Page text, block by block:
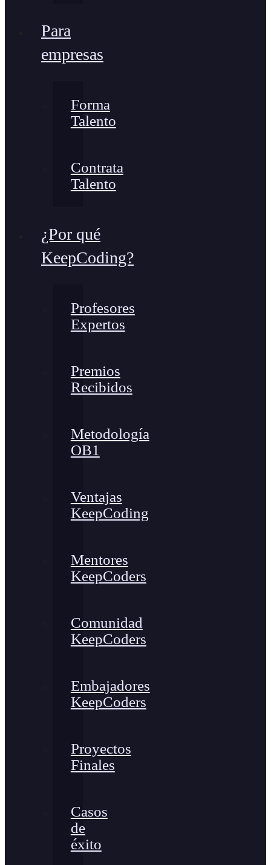
Para
empresas
Forma
Talento
Contrata
Talento
¿Por qué
KeepCoding?
Profesores
Expertos
Premios
Recibidos
Metodología
OB1
Ventajas
KeepCoding
Mentores
KeepCoders
Comunidad
KeepCoders
Embajadores
KeepCoders
Proyectos
Finales
Casos
de
éxito